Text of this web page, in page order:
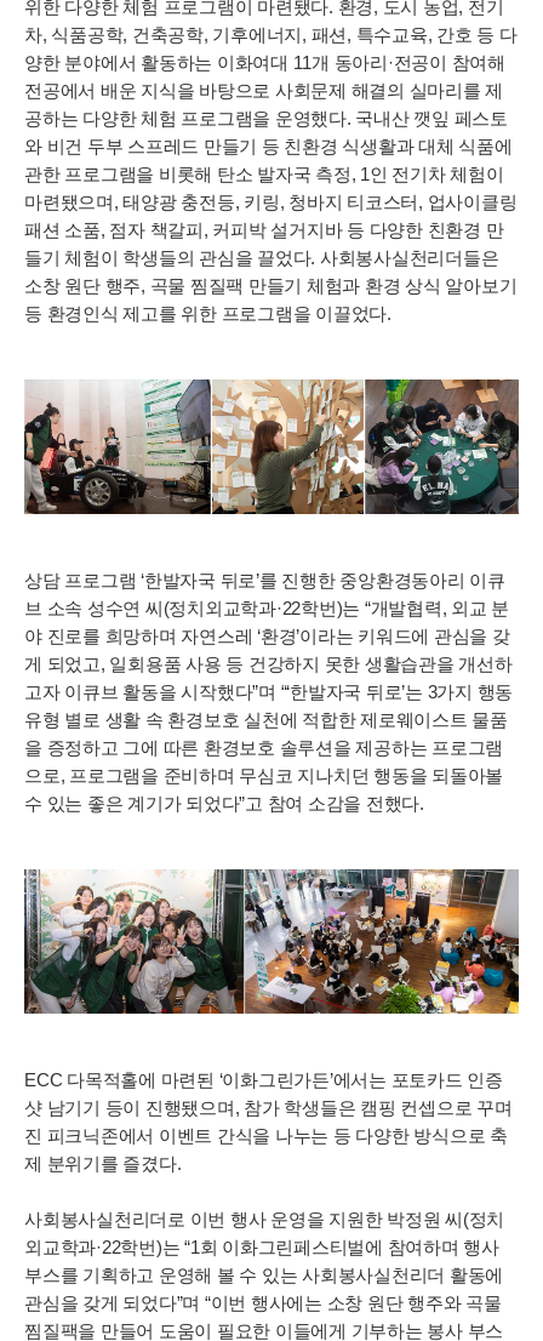
위한 다양한 체험 프로그램이 마련됐다. 환경, 도시 농업, 전기
차, 식품공학, 건축공학, 기후에너지, 패션, 특수교육, 간호 등 다
양한 분야에서 활동하는 이화여대 11개 동아리·전공이 참여해
전공에서 배운 지식을 바탕으로 사회문제 해결의 실마리를 제
공하는 다양한 체험 프로그램을 운영했다. 국내산 깻잎 페스토
와 비건 두부 스프레드 만들기 등 친환경 식생활과 대체 식품에
관한 프로그램을 비롯해 탄소 발자국 측정, 1인 전기차 체험이
마련됐으며, 태양광 충전등, 키링, 청바지 티코스터, 업사이클링
패션 소품, 점자 책갈피, 커피박 설거지바 등 다양한 친환경 만
들기 체험이 학생들의 관심을 끌었다. 사회봉사실천리더들은
소창 원단 행주, 곡물 찜질팩 만들기 체험과 환경 상식 알아보기
등 환경인식 제고를 위한 프로그램을 이끌었다.
상담 프로그램 ‘한발자국 뒤로’를 진행한 중앙환경동아리 이큐
브 소속 성수연 씨(정치외교학과·22학번)는 “개발협력, 외교 분
야 진로를 희망하며 자연스레 ‘환경’이라는 키워드에 관심을 갖
게 되었고, 일회용품 사용 등 건강하지 못한 생활습관을 개선하
고자 이큐브 활동을 시작했다”며 “‘한발자국 뒤로’는 3가지 행동
유형 별로 생활 속 환경보호 실천에 적합한 제로웨이스트 물품
을 증정하고 그에 따른 환경보호 솔루션을 제공하는 프로그램
으로, 프로그램을 준비하며 무심코 지나치던 행동을 되돌아볼
수 있는 좋은 계기가 되었다”고 참여 소감을 전했다.
ECC 다목적홀에 마련된 ‘이화그린가든’에서는 포토카드 인증
샷 남기기 등이 진행됐으며, 참가 학생들은 캠핑 컨셉으로 꾸며
진 피크닉존에서 이벤트 간식을 나누는 등 다양한 방식으로 축
제 분위기를 즐겼다.
사회봉사실천리더로 이번 행사 운영을 지원한 박정원 씨(정치
외교학과·22학번)는 “1회 이화그린페스티벌에 참여하며 행사
부스를 기획하고 운영해 볼 수 있는 사회봉사실천리더 활동에
관심을 갖게 되었다”며 “이번 행사에는 소창 원단 행주와 곡물
찜질팩을 만들어 도움이 필요한 이들에게 기부하는 봉사 부스